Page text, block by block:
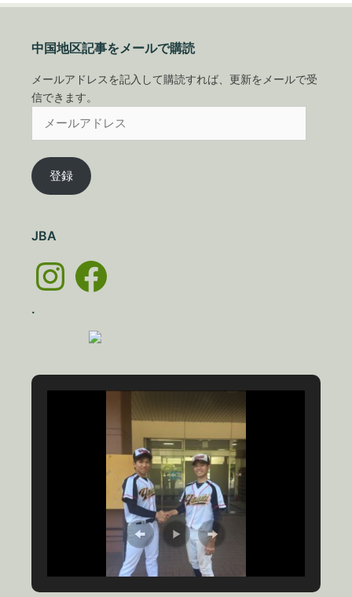
中国地区記事をメールで購読
メールアドレスを記入して購読すれば、更新をメールで受
信できます。
ア
ド
登録
JBA
InstagramFacebook
.